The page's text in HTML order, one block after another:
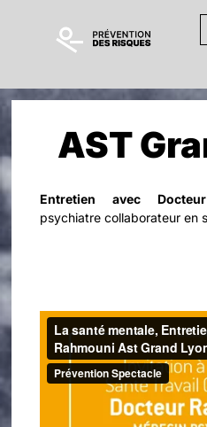
AST
Entretien avec
psychiatre collaborateur en